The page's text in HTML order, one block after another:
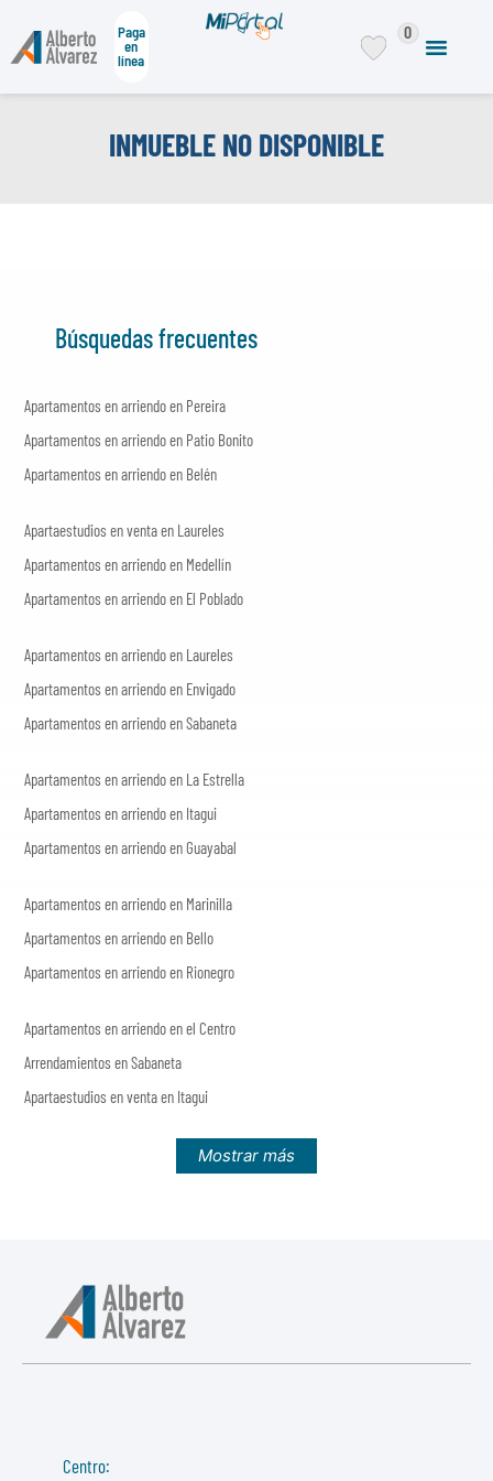
Paga
en
línea
0
INMUEBLE NO DISPONIBLE
Búsquedas frecuentes
Apartamentos en arriendo en Pereira
Apartamentos en arriendo en Patio Bonito
Apartamentos en arriendo en Belén
Apartaestudios en venta en Laureles
Apartamentos en arriendo en Medellín
Apartamentos en arriendo en El Poblado
Apartamentos en arriendo en Laureles
Apartamentos en arriendo en Envigado
Apartamentos en arriendo en Sabaneta
Apartamentos en arriendo en La Estrella
Apartamentos en arriendo en Itagui
Apartamentos en arriendo en Guayabal
Apartamentos en arriendo en Marinilla
Apartamentos en arriendo en Bello
Apartamentos en arriendo en Rionegro
Apartamentos en arriendo en el Centro
Arrendamientos en Sabaneta
Apartaestudios en venta en Itagui
Mostrar más
Centro: